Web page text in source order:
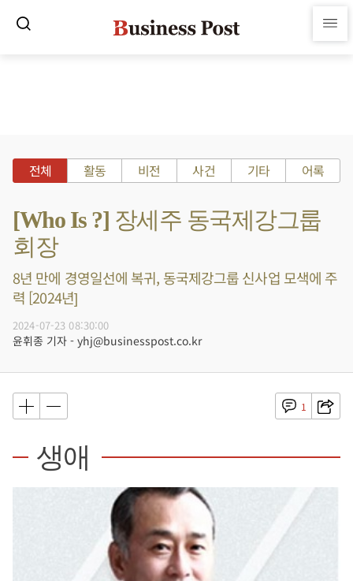
전체 활동 비전 사건 기타 어록
[Who Is ?] 장세주 동국제강그룹
회장
8년 만에 경영일선에 복귀, 동국제강그룹 신사업 모색에 주
력 [2024년]
2024-07-23 08:30:00
윤휘종 기자 - yhj@businesspost.co.kr
1
생애